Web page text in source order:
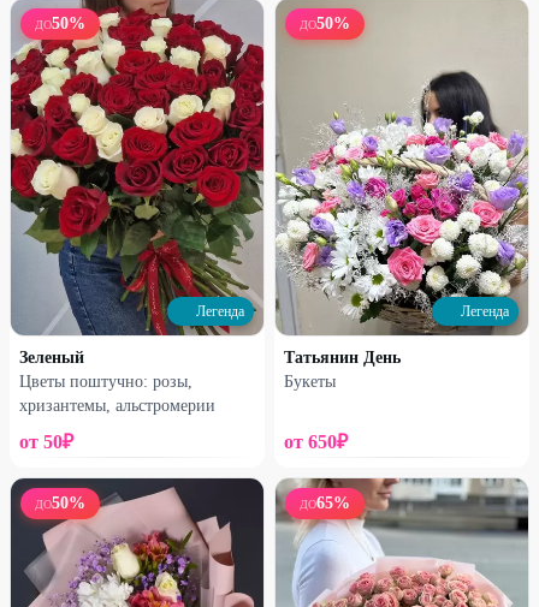
Профи
Букет №4
1650₽1850₽
Профи
Букет №5
7060₽8750₽
26%
Профи
Альстромерия
17%
Букет №6
ДО50%
Легенда
Зеленый
Цветы поштучно: розы,
хризантемы, альстромерии
от 50₽
ДО50%
Легенда
Татьянин День
Букеты
от 650₽
ДО50% ДО65%